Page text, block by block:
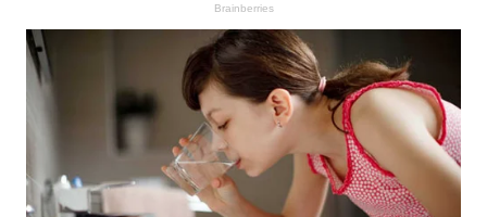
Brainberries